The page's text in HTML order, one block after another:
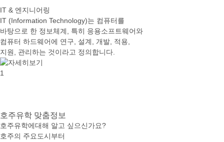
IT & 엔지니어링
IT (Information Technology)는 컴퓨터를
바탕으로 한 정보체계, 특히 응용소프트웨어와
컴퓨터 하드웨어에 연구, 설계, 개발, 적용,
지원, 관리하는 것이라고 정의합니다.
1
호주유학 맞춤정보
호주유학에대해 알고 싶으신가요?
호주의 주요도시부터